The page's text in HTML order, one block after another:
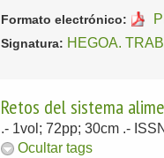
Formato electrónico:
Signatura: HEGOA.
Retos del sistema
.- 1vol; 72pp; 30cm .-
Ocultar tags